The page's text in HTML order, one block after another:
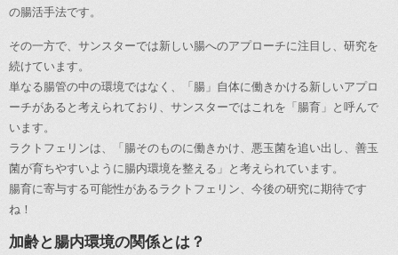
の腸活手法です。
その一方で、サンスターでは新しい腸へのアプローチに注目し、研究を
続けています。
単なる腸管の中の環境ではなく、「腸」自体に働きかける新しいアプロ
ーチがあると考えられており、サンスターではこれを「腸育」と呼んで
います。
ラクトフェリンは、「腸そのものに働きかけ、悪玉菌を追い出し、善玉
菌が育ちやすいように腸内環境を整える」と考えられています。
腸育に寄与する可能性があるラクトフェリン、今後の研究に期待です
ね！
加齢と腸内環境の関係とは？